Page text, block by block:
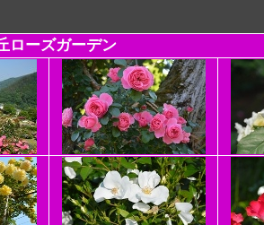
ローズガーデン